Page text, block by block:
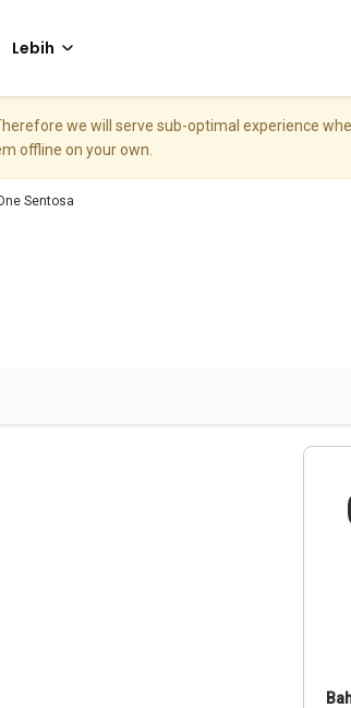
Lebih
we will serve sub-optimal experience
offline on your own.
Sentosa